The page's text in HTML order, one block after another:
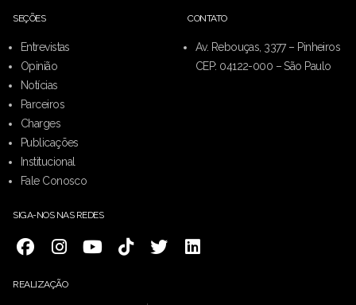
SEÇÕES
Entrevistas
Opinião
Notícias
Parceiros
Charges
Publicações
Institucional
Fale Conosco
CONTATO
Av. Rebouças, 3377 – Pinheiros
CEP: 04122-000 – São Paulo
SIGA-NOS NAS REDES
REALIZAÇÃO